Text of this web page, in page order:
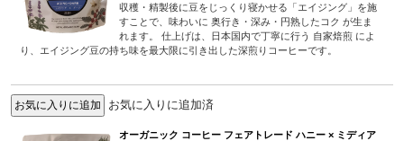
収穫・精製後に豆をじっくり寝かせる「エイジング」を施
すことで、味わいに 奥行き・深み・円熟したコク が生ま
れます。 仕上げは、日本国内で丁寧に行う 自家焙煎 によ
り、エイジング豆の持ち味を最大限に引き出した深煎りコーヒーです。
お気に入りに追加済
オーガニック コーヒー フェアトレード ハニー × ミディア